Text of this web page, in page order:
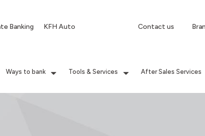
Banking KFH Auto Contact us
Ways to bank Tools & Services After Sales Services